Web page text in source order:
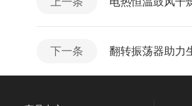
下一条 翻转振荡器助力